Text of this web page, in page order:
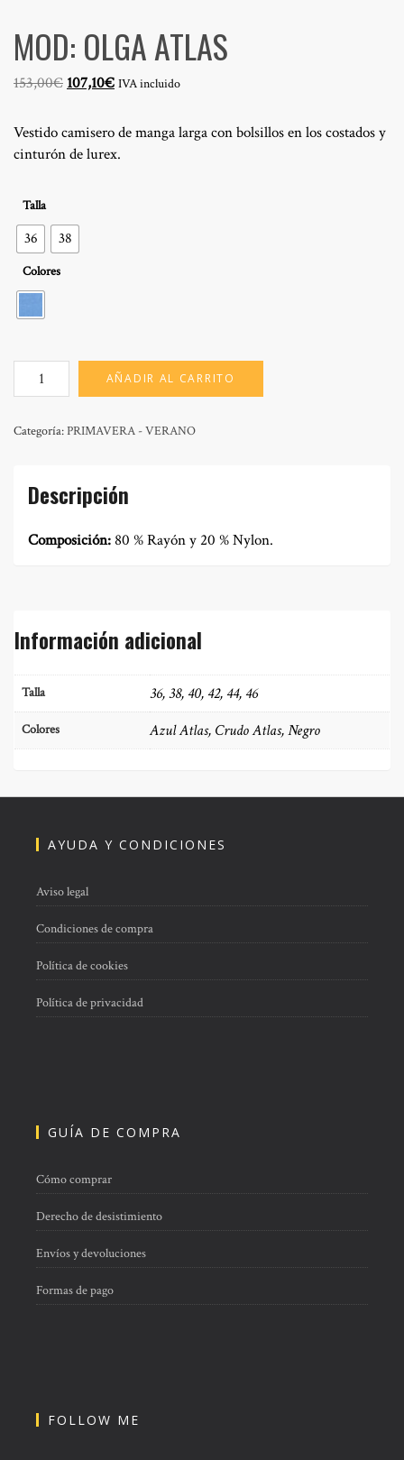
MOD: OLGA ATLAS
153,00€ El
original
era:
107,10€El
actual
es:
IVA incluido
Vestido camisero de manga larga con bolsillos en los costados y
cinturón de lurex.
Talla
36 38
Colores
OLGA
cantidad
AÑADIR AL CARRITO
Categoría:PRIMAVERA - VERANO
Descripción
Composición: 80 % Rayón y 20 % Nylon.
Información adicional
Talla 36, 38, 40, 42, 44, 46
Colores Azul Atlas, Crudo Atlas, Negro
AYUDA Y CONDICIONES
Aviso legal
Condiciones de compra
Política de cookies
Política de privacidad
GUÍA DE COMPRA
Cómo comprar
Derecho de desistimiento
Envíos y devoluciones
Formas de pago
FOLLOW ME